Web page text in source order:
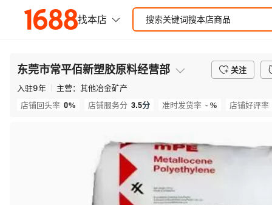
东莞市常平佰新塑胶原料经营部 关注
入驻9年 主营： 其他冶金矿产
店铺回头率 0% 店铺服务分 3.5分 准时发货率 - % 店铺好评率